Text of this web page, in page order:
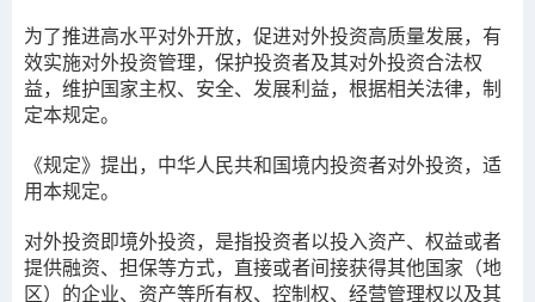
为了推进高水平对外开放，促进对外投资高质量发展，有
效实施对外投资管理，保护投资者及其对外投资合法权
益，维护国家主权、安全、发展利益，根据相关法律，制
定本规定。
《规定》 提出， 中华人民共和国境内投资者对外投资，适
用本规定。
对外投资即境外投资，是指投资者以投入资产、权益或者
提供融资、担保等方式，直接或者间接获得其他国家（地
区）的企业、资产等所有权、控制权、经营管理权以及其